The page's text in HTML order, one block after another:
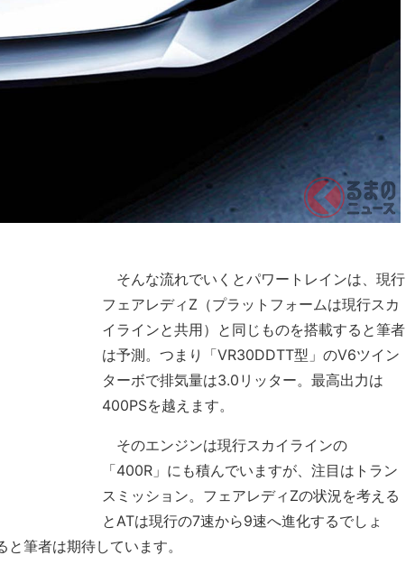
そんな流れでいくとパワートレインは、現行
フェアレディZ（プラットフォームは現行スカ
イラインと共用）と同じものを搭載すると筆者
は予測。つまり「VR30DDTT型」のV6ツイン
ターボで排気量は3.0リッター。最高出力は
400PSを越えます。
そのエンジンは現行スカイラインの
「400R」にも積んでいますが、注目はトラン
スミッション。フェアレディZの状況を考える
とATは現行の7速から9速へ進化するでしょ
筆者は期待しています。